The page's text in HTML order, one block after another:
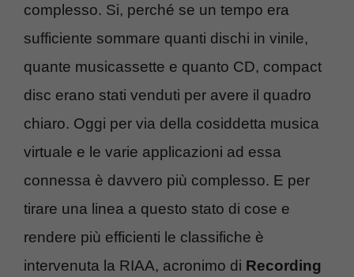
complesso. Si, perché se un tempo era
sufficiente sommare quanti dischi in vinile,
quante musicassette e quanto CD, compact
disc erano stati venduti per avere il quadro
chiaro. Oggi per via della cosiddetta musica
virtuale e le varie applicazioni ad essa
connessa è davvero più complesso. E per
tirare una linea a questo stato di cose e
rendere più efficienti le classifiche è
intervenuta la RIAA, acronimo di Recording